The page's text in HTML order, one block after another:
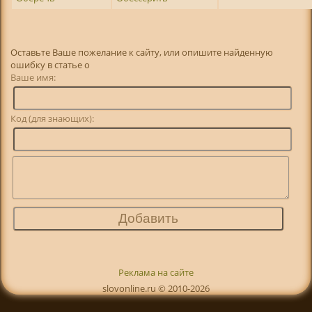
Оставьте Ваше пожелание к сайту, или опишите найденную
ошибку в статье о
Ваше имя:
Код (для знающих):
Реклама на сайте
slovonline.ru © 2010-2026